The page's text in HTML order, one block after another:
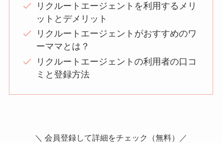
リクルートエージェントを利用するメリ
ットとデメリット
リクルートエージェントがおすすめのワ
ーママとは？
リクルートエージェントの利用者の口コ
ミと登録方法
＼ 会員登録して詳細をチェック（無料）／